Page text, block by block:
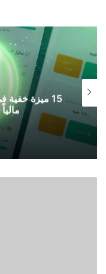
15 ميزة
مالياً